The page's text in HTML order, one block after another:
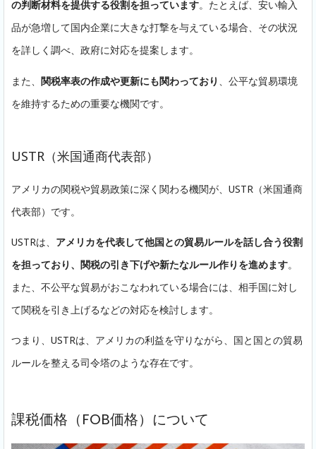
の判断材料を提供する役割を担っています。たとえば、安い輸入
品が急増して国内企業に大きな打撃を与えている場合、その状況
を詳しく調べ、政府に対応を提案します。
また、 関税率表の作成や更新にも関わっており
、公平な貿易環境
を維持するための重要な機関です。
USTR（米国通商代表部）
アメリカの関税や貿易政策に深く関わる機関が、USTR（米国通商
代表部）です。
USTRは、 アメリカを代表して他国との貿易ルールを話し合う役割
を担っており、関税の引き下げや新たなルール作りを進めます。
また、不公平な貿易がおこなわれている場合には、相手国に対し
て関税を引き上げるなどの対応を検討します。
つまり、USTRは、アメリカの利益を守りながら、国と国との貿易
ルールを整える司令塔のような存在です。
課税価格（FOB価格）について